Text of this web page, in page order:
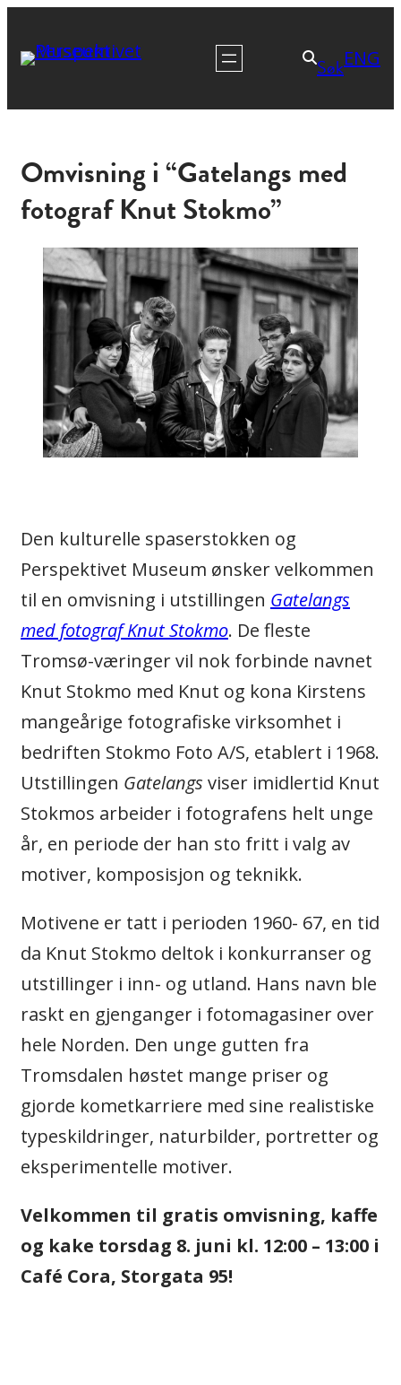
SøkENG
Omvisning i “Gatelangs med
fotograf Knut Stokmo”
Den kulturelle spaserstokken og
Perspektivet Museum ønsker velkommen
til en omvisning i utstillingen Gatelangs
med fotograf Knut Stokmo. De fleste
Tromsø-væringer vil nok forbinde navnet
Knut Stokmo med Knut og kona Kirstens
mangeårige fotografiske virksomhet i
bedriften Stokmo Foto A/S, etablert i 1968.
Utstillingen Gatelangs viser imidlertid Knut
Stokmos arbeider i fotografens helt unge
år, en periode der han sto fritt i valg av
motiver, komposisjon og teknikk.
Motivene er tatt i perioden 1960- 67, en tid
da Knut Stokmo deltok i konkurranser og
utstillinger i inn- og utland. Hans navn ble
raskt en gjenganger i fotomagasiner over
hele Norden. Den unge gutten fra
Tromsdalen høstet mange priser og
gjorde kometkarriere med sine realistiske
typeskildringer, naturbilder, portretter og
eksperimentelle motiver.
Velkommen til gratis omvisning, kaffe
og kake torsdag 8. juni kl. 12:00 – 13:00 i
Café Cora, Storgata 95!